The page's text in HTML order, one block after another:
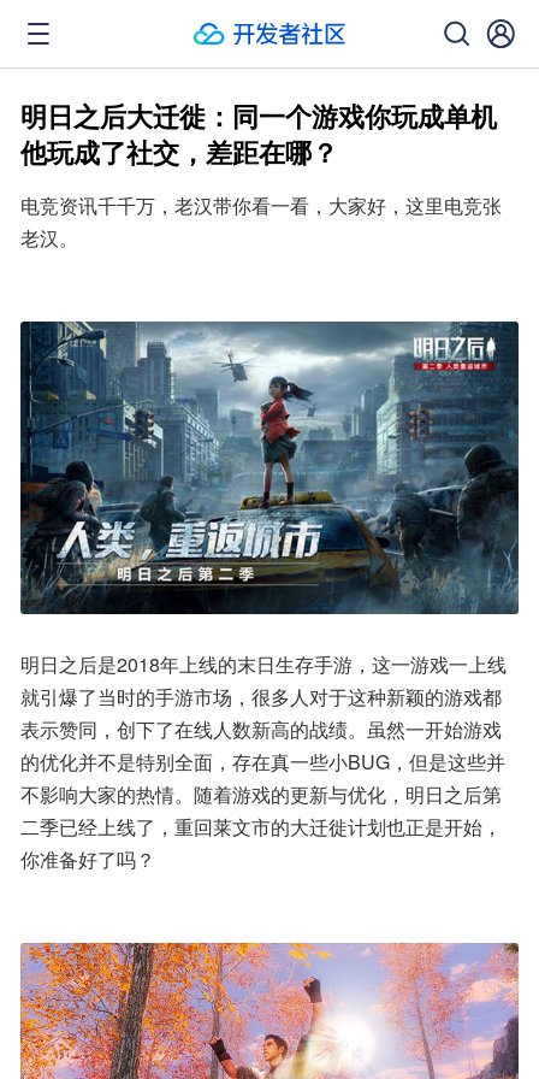
明日之后大迁徙：同一个游戏你玩成单机
他玩成了社交，差距在哪？
电竞资讯千千万，老汉带你看一看，大家好，这里电竞张
老汉。
明日之后是2018年上线的末日生存手游，这一游戏一上线
就引爆了当时的手游市场，很多人对于这种新颖的游戏都
表示赞同，创下了在线人数新高的战绩。虽然一开始游戏
的优化并不是特别全面，存在真一些小BUG，但是这些并
不影响大家的热情。随着游戏的更新与优化，明日之后第
二季已经上线了，重回莱文市的大迁徙计划也正是开始，
你准备好了吗？